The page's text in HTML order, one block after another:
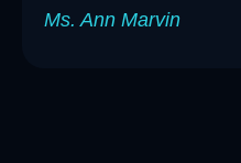
Ms. Ann Marvin